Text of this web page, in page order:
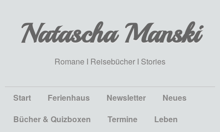
Natascha Manski
Romane I Reisebücher I Stories
Start Ferienhaus Newsletter
Neues
Bücher & Quizboxen
Termine
Leben